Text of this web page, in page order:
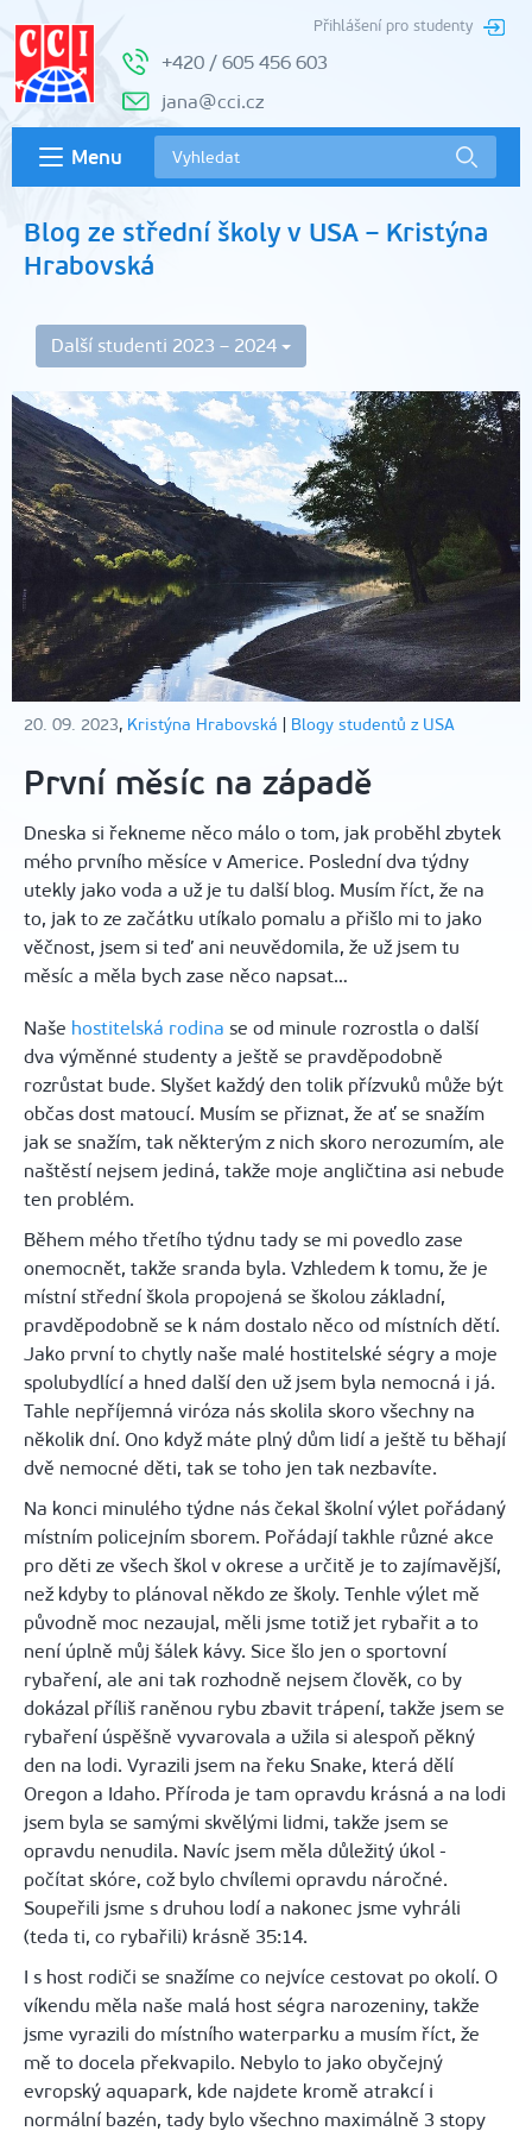
Přihlášení pro studenty
+420 / 605 456 603
jana@cci.cz
Menu
Blog ze střední školy v USA – Kristýna
Hrabovská
Další studenti 2023 – 2024
20. 09. 2023, Kristýna Hrabovská Blogy studentů z USA
První měsíc na západě
Dneska si řekneme něco málo o tom, jak proběhl zbytek
mého prvního měsíce v Americe. Poslední dva týdny
utekly jako voda a už je tu další blog. Musím říct, že na
to, jak to ze začátku utíkalo pomalu a přišlo mi to jako
věčnost, jsem si teď ani neuvědomila, že už jsem tu
měsíc a měla bych zase něco napsat…
Naše hostitelská rodina se od minule rozrostla o další
dva výměnné studenty a ještě se pravděpodobně
rozrůstat bude. Slyšet každý den tolik přízvuků může být
občas dost matoucí. Musím se přiznat, že ať se snažím
jak se snažím, tak některým z nich skoro nerozumím, ale
naštěstí nejsem jediná, takže moje angličtina asi nebude
ten problém.
Během mého třetího týdnu tady se mi povedlo zase
onemocnět, takže sranda byla. Vzhledem k tomu, že je
místní střední škola propojená se školou základní,
pravděpodobně se k nám dostalo něco od místních dětí.
Jako první to chytly naše malé hostitelské ségry a moje
spolubydlící a hned další den už jsem byla nemocná i já.
Tahle nepříjemná viróza nás skolila skoro všechny na
několik dní. Ono když máte plný dům lidí a ještě tu běhají
dvě nemocné děti, tak se toho jen tak nezbavíte.
Na konci minulého týdne nás čekal školní výlet pořádaný
místním policejním sborem. Pořádají takhle různé akce
pro děti ze všech škol v okrese a určitě je to zajímavější,
než kdyby to plánoval někdo ze školy. Tenhle výlet mě
původně moc nezaujal, měli jsme totiž jet rybařit a to
není úplně můj šálek kávy. Sice šlo jen o sportovní
rybaření, ale ani tak rozhodně nejsem člověk, co by
dokázal příliš raněnou rybu zbavit trápení, takže jsem se
rybaření úspěšně vyvarovala a užila si alespoň pěkný
den na lodi. Vyrazili jsem na řeku Snake, která dělí
Oregon a Idaho. Příroda je tam opravdu krásná a na lodi
jsem byla se samými skvělými lidmi, takže jsem se
opravdu nenudila. Navíc jsem měla důležitý úkol -
počítat skóre, což bylo chvílemi opravdu náročné.
Soupeřili jsme s druhou lodí a nakonec jsme vyhráli
(teda ti, co rybařili) krásně 35:14.
I s host rodiči se snažíme co nejvíce cestovat po okolí. O
víkendu měla naše malá host ségra narozeniny, takže
jsme vyrazili do místního waterparku a musím říct, že
mě to docela překvapilo. Nebylo to jako obyčejný
evropský aquapark, kde najdete kromě atrakcí i
normální bazén, tady bylo všechno maximálně 3 stopy